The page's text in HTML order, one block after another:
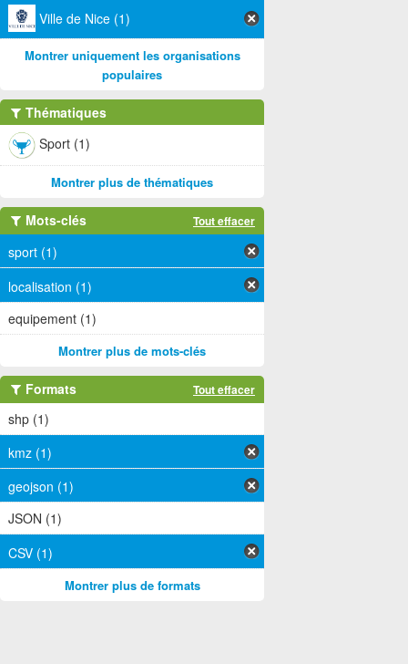
Ville de Nice (1)
Montrer uniquement les organisations
populaires
Thématiques
Sport (1)
Montrer plus de thématiques
Mots-clés Tout effacer
sport (1)
localisation (1)
equipement (1)
Montrer plus de mots-clés
Formats Tout effacer
shp (1)
kmz (1)
geojson (1)
JSON (1)
CSV (1)
Montrer plus de formats